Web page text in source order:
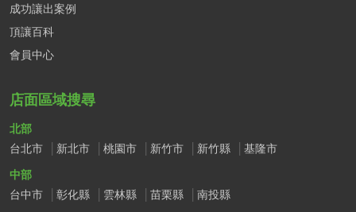
成功讓出案例
頂讓百科
會員中心
店面區域搜尋
北部
台北市
新北市 桃園市 新竹市 新竹縣
基隆市
中部
台中市
彰化縣 雲林縣 苗栗縣
南投縣